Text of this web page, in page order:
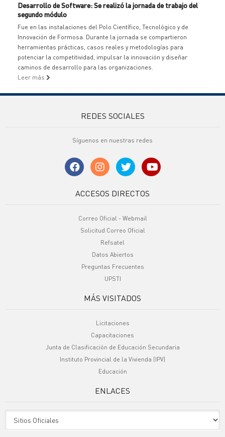
Desarrollo de Software: Se realizó la jornada de trabajo del
segundo módulo
Fue en las instalaciones del Polo Científico, Tecnológico y de
Innovación de Formosa. Durante la jornada se compartieron
herramientas prácticas, casos reales y metodologías para
potenciar la competitividad, impulsar la innovación y diseñar
caminos de desarrollo para las organizaciones.
Leer más
REDES SOCIALES
Síguenos en nuestras redes
ACCESOS DIRECTOS
Correo Oficial - Webmail
Solicitud Correo Oficial
Refsatel
Datos Abiertos
Preguntas Frecuentes
UPSTI
MÁS VISITADOS
Licitaciones
Capacitaciones
Junta de Clasificación de Educación Secundaria
Instituto Provincial de la Vivienda (IPV)
Educación
ENLACES